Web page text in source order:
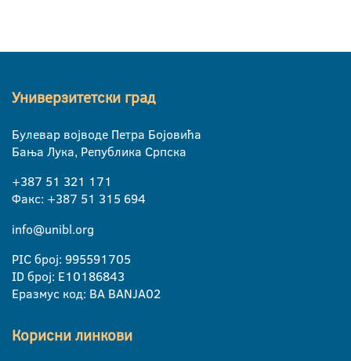
Универзитетски град
Булевар војводе Петра Бојовића
Бања Лука, Република Српска
+387 51 321 171
Факс: +387 51 315 694
info@unibl.org
PIC број: 995591705
ID број: E10186843
Еразмус код: BA BANJA02
Корисни линкови